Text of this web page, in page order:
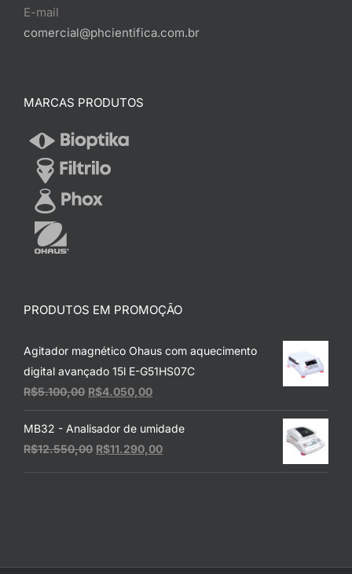
E-mail
comercial@phcientifica.com.br
MARCAS PRODUTOS
PRODUTOS EM PROMOÇÃO
Agitador magnético Ohaus com aquecimento
digital avançado 15l E-G51HS07C
R$5.100,00 O
preço
original
era:
R$5.100,00.
R$4.050,00O
preço
atual
é:
R$4.050,00.
MB32 - Analisador de umidade
R$12.550,00 O
R$11.290,00O